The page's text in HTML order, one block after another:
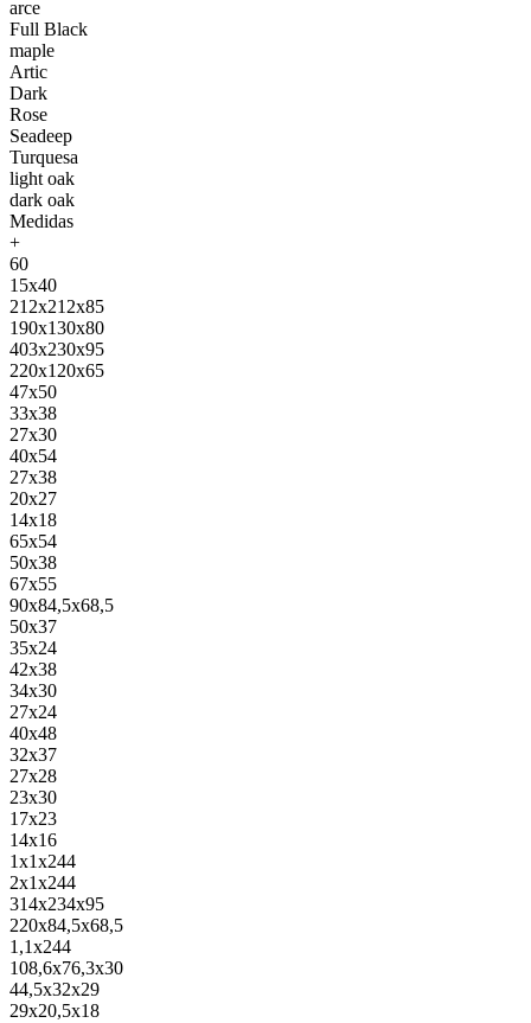
arce
Full Black
maple
Artic
Dark
Rose
Seadeep
Turquesa
light oak
dark oak
Medidas
+
60
15x40
212x212x85
190x130x80
403x230x95
220x120x65
47x50
33x38
27x30
40x54
27x38
20x27
14x18
65x54
50x38
67x55
90x84,5x68,5
50x37
35x24
42x38
34x30
27x24
40x48
32x37
27x28
23x30
17x23
14x16
1x1x244
2x1x244
314x234x95
220x84,5x68,5
1,1x244
108,6x76,3x30
44,5x32x29
29x20,5x18